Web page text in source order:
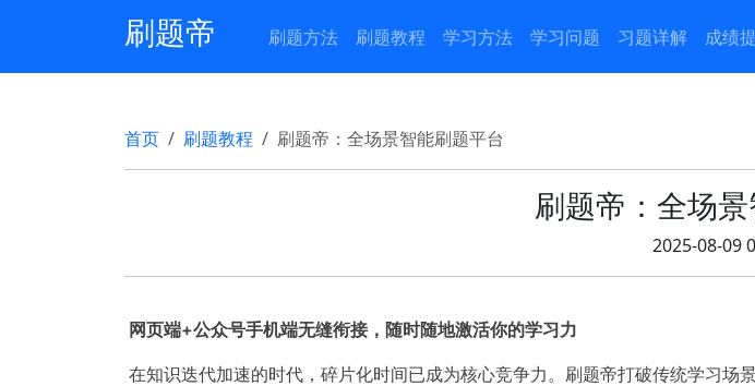
刷题帝 刷题方法 刷题教程 学习方法 学习问题 习题详解 成绩
首页 刷题教程 刷题帝：全场景智能刷题平台
刷题帝：全场
2025-08-09
网页端+公众号手机端无缝衔接，随时随地激活你的学习力
在知识迭代加速的时代，碎片化时间已成为核心竞争力。刷题帝打破传统学习场